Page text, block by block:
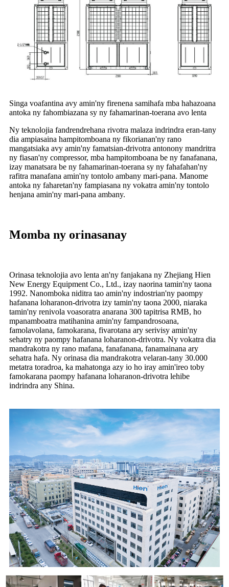
Singa voafantina avy amin'ny firenena samihafa mba hahazoana
antoka ny fahombiazana sy ny fahamarinan-toerana avo lenta
Ny teknolojia fandrendrehana rivotra malaza indrindra eran-tany
dia ampiasaina hampitomboana ny fikorianan'ny rano
mangatsiaka avy amin'ny famatsian-drivotra antonony mandritra
ny fiasan'ny compressor, mba hampitomboana be ny fanafanana,
izay manatsara be ny fahamarinan-toerana sy ny fahafahan'ny
rafitra manafana amin'ny tontolo ambany mari-pana. Manome
antoka ny faharetan'ny fampiasana ny vokatra amin'ny tontolo
henjana amin'ny mari-pana ambany.
Momba ny orinasanay
Orinasa teknolojia avo lenta an'ny fanjakana ny Zhejiang Hien
New Energy Equipment Co., Ltd., izay naorina tamin'ny taona
1992. Nanomboka niditra tao amin'ny indostrian'ny paompy
hafanana loharanon-drivotra izy tamin'ny taona 2000, niaraka
tamin'ny renivola voasoratra anarana 300 tapitrisa RMB, ho
mpanamboatra matihanina amin'ny fampandrosoana,
famolavolana, famokarana, fivarotana ary serivisy amin'ny
sehatry ny paompy hafanana loharanon-drivotra. Ny vokatra dia
mandrakotra ny rano mafana, fanafanana, fanamainana ary
sehatra hafa. Ny orinasa dia mandrakotra velaran-tany 30.000
metatra toradroa, ka mahatonga azy io ho iray amin'ireo toby
famokarana paompy hafanana loharanon-drivotra lehibe
indrindra any Shina.